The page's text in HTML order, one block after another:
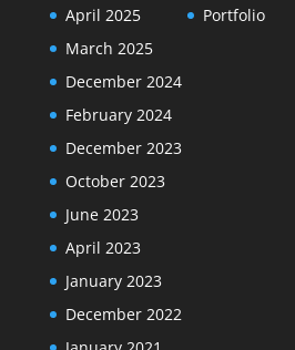
April 2025
March 2025
December 2024
February 2024
December 2023
October 2023
June 2023
April 2023
January 2023
December 2022
Portfolio